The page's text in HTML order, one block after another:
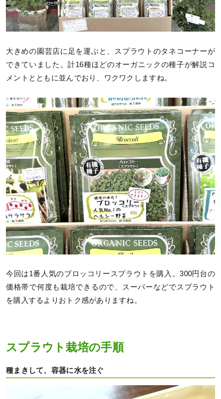
大きめの園芸店に足を運ぶと、スプラウトのタネコーナーが
できていました。計16種ほどのオーガニックの種子が解説コ
メントとともに並んでおり、ワクワクしますね。
今回は1番人気のブロッコリースプラウトを購入。300円台の
価格帯で何度も栽培できるので、スーパーなどでスプラウト
を購入するよりおトク感がありますね。
スプラウト栽培の手順
種まきして、容器に水を注ぐ